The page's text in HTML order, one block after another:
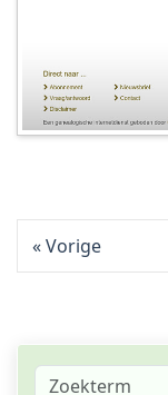
Vorige